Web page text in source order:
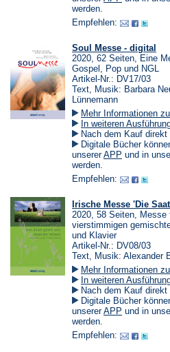
neuen
werden.
Empfehlen:
Soul Messe - digital
2020, 62 Seiten, Eine
Gospel, Pop und NGL
Artikel-Nr.: DV17/03
Text, Musik: Barbara
Lünnemann
Mehr Informationen
In weiteren
Nach dem Kauf direkt
Digitale Bücher
unsererAPP (Öffnet
neuen
und in
werden.
Empfehlen:
Irische Messe 'Die
2020, 58 Seiten, Messe
vierstimmigen
und Klavier
Artikel-Nr.: DV08/03
Text, Musik: Alexander
Mehr Informationen
In weiteren
Nach dem Kauf direkt
Digitale Bücher
unsererAPP (Öffnet
neuen
und in
werden.
Empfehlen: